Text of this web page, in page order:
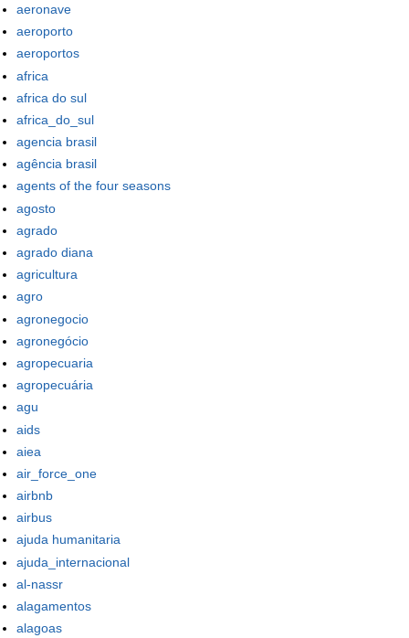
aeronave
aeroporto
aeroportos
africa
africa do sul
africa_do_sul
agencia brasil
agência brasil
agents of the four seasons
agosto
agrado
agrado diana
agricultura
agro
agronegocio
agronegócio
agropecuaria
agropecuária
agu
aids
aiea
air_force_one
airbnb
airbus
ajuda humanitaria
ajuda_internacional
al-nassr
alagamentos
alagoas